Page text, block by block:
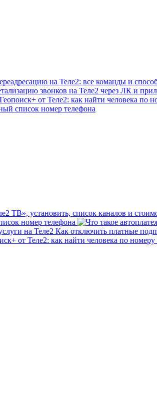
на Теле2: все команды и
звонков на Теле2 через ЛК и
Геопоиск+ от Теле2: как найти человека по
список номер телефона
ТВ», установить, список каналов и
номер телефона
Как отключить платные
от Теле2: как найти человека по